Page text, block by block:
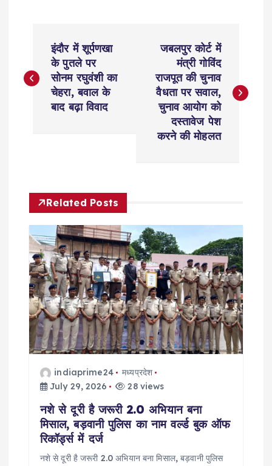
o
a
v
g
a
t
इंदौर में शूर्पणखा
के पुतले पर
सोनम रघुवंशी का
चेहरा, बवाल के
बाद बढ़ा विवाद
जबलपुर कोर्ट में
मंत्री गोविंद
राजपूत की चुनाव
वैधता पर सवाल,
चुनाव आयोग को
दस्तावेज पेश
करने की मोहलत
Related Posts
indiaprime24
मध्यप्रदेश
July 29, 2026
28 views
नशे से दूरी है जरूरी 2.0 अभियान बना
मिसाल, बड़वानी पुलिस का नाम वर्ल्ड बुक ऑफ
रिकॉर्ड्स में दर्ज
नशे से दूरी है जरूरी 2.0 अभियान बना मिसाल, बड़वानी पुलिस